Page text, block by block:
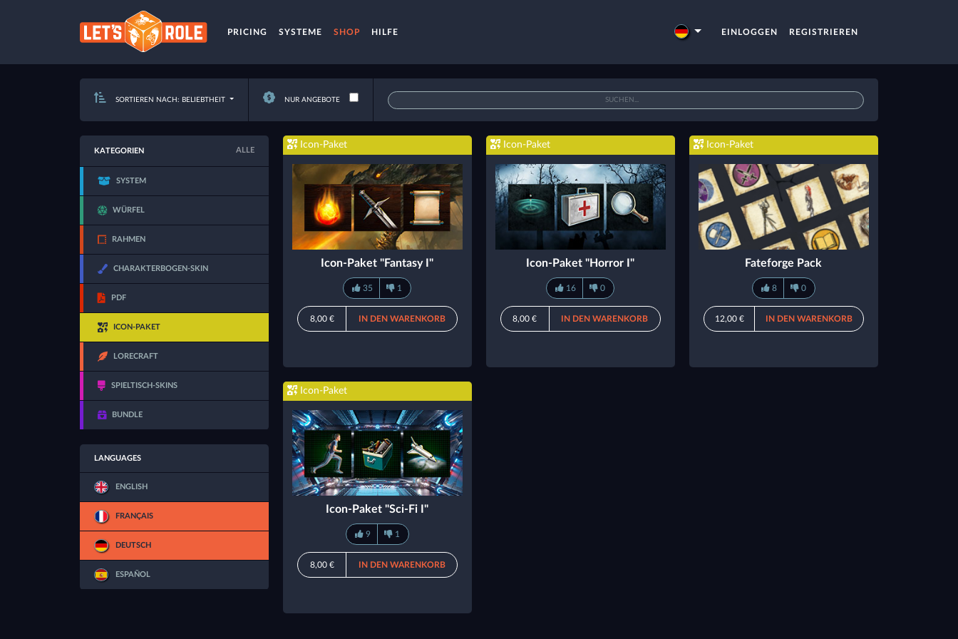
PRICING SYSTEME SHOP HILFE EINLOGGEN REGISTRIEREN
SORTIEREN NACH: BELIEBTHEIT NUR ANGEBOTE
KATEGORIEN ALLE
SYSTEM
WÜRFEL
RAHMEN
CHARAKTERBOGEN-SKIN
PDF
ICON-PAKET
LORECRAFT
SPIELTISCH-SKINS
BUNDLE
LANGUAGES
ENGLISH
FRANÇAIS
DEUTSCH
ESPAÑOL
Icon-Paket
Icon-Paket "Fantasy I"
35 1
8,00 € IN DEN WARENKORB
Icon-Paket
Icon-Paket "Horror I"
16 0
8,00 € IN DEN WARENKORB
Icon-Paket
Fateforge Pack
8 0
12,00 € IN DEN WARENKORB
Icon-Paket
Icon-Paket "Sci-Fi I"
9 1
8,00 € IN DEN WARENKORB